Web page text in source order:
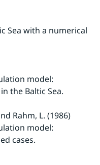
Sea with a numerical
model:
the Baltic Sea.
Rahm, L. (1986)
model:
cases.